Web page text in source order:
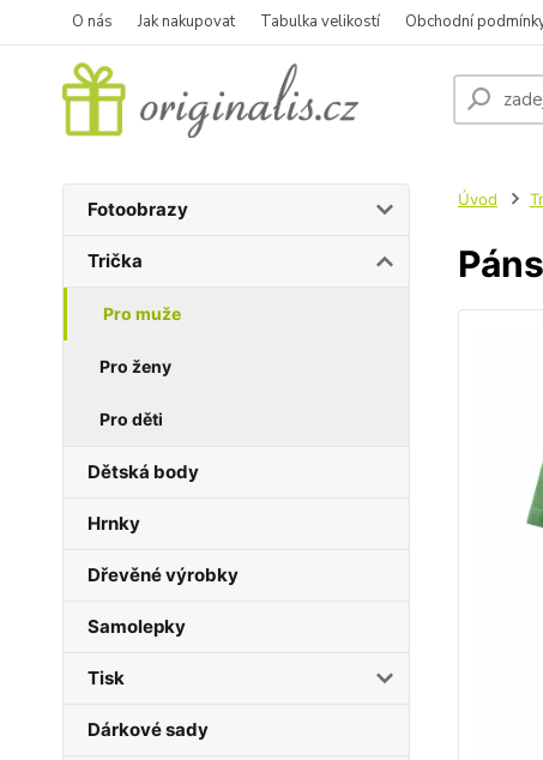
O nás Jak nakupovat Tabulka velikostí Obchodní
Fotoobrazy
Trička
Pro muže
Pro ženy
Pro děti
Dětská body
Hrnky
Dřevěné výrobky
Samolepky
Tisk
Dárkové sady
Úvod